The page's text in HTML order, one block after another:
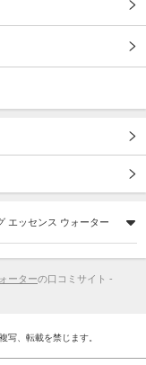
エッセンス ウォーター
ーターの口コミサイト -
写、転載を禁じます。